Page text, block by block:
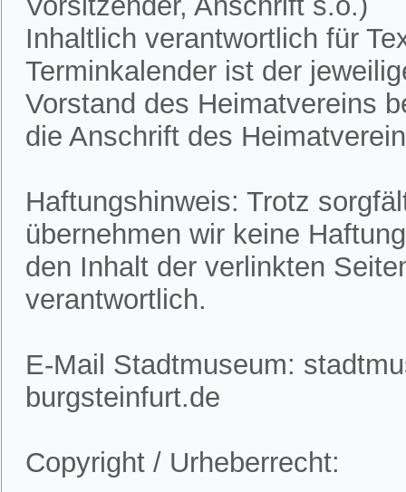
Inhaltlich verantwortlich für
Terminkalender ist der
Vorstand des Heimatvereins
die Anschrift des
Haftungshinweis: Trotz
übernehmen wir keine
den Inhalt der verlinkten
verantwortlich.
E-Mail Stadtmuseum:
burgsteinfurt.de
Copyright / Urheberrecht: